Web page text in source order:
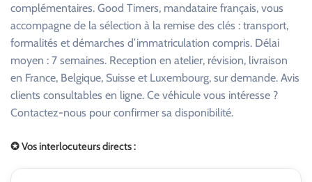
complémentaires. Good Timers, mandataire français, vous
accompagne de la sélection à la remise des clés : transport,
formalités et démarches d’immatriculation compris. Délai
moyen : 7 semaines. Reception en atelier, révision, livraison
en France, Belgique, Suisse et Luxembourg, sur demande. Avis
clients consultables en ligne. Ce véhicule vous intéresse ?
Contactez-nous pour confirmer sa disponibilité.
✪ Vos interlocuteurs directs :